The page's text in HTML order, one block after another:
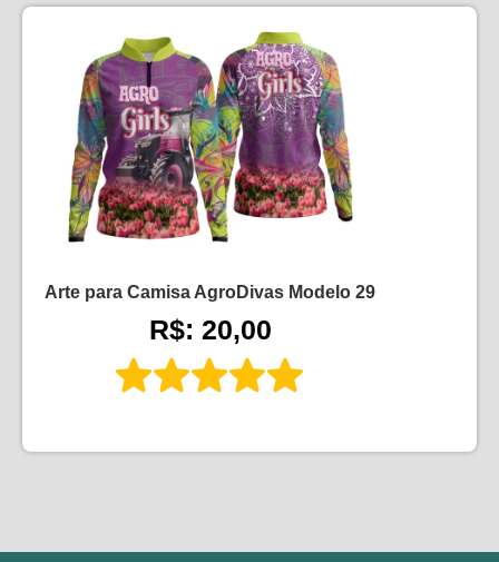
Arte para Camisa AgroDivas Modelo 29
R$: 20,00